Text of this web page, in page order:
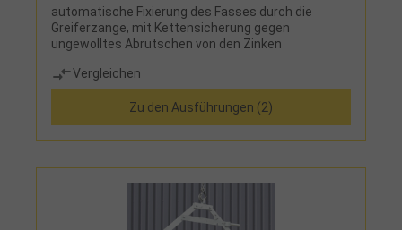
automatische Fixierung des Fasses durch die
Greiferzange, mit Kettensicherung gegen
ungewolltes Abrutschen von den Zinken
Vergleichen
Zu den Ausführungen (2)